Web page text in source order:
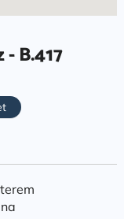
B.417